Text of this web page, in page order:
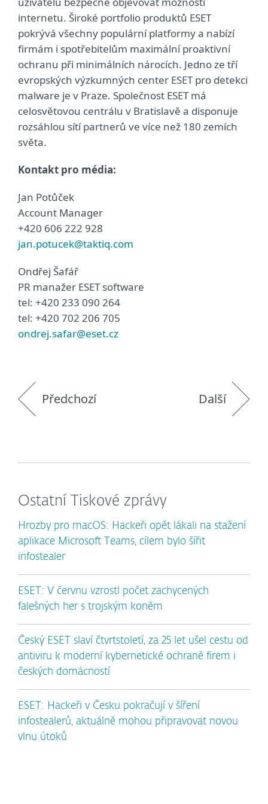
internetu. Široké portfolio produktů ESET
pokrývá všechny populární platformy a nabízí
firmám i spotřebitelům maximální proaktivní
ochranu při minimálních nárocích. Jedno ze tří
evropských výzkumných center ESET pro detekci
malware je v Praze. Společnost ESET má
celosvětovou centrálu v Bratislavě a disponuje
rozsáhlou sítí partnerů ve více než 180 zemích
světa.
Kontakt pro média:
Jan Potůček
Account Manager
+420 606 222 928
jan.potucek@taktiq.com
Ondřej Šafář
PR manažer ESET software
tel: +420 233 090 264
tel: +420 702 206 705
ondrej.safar@eset.cz
Předchozí Další
Ostatní Tiskové zprávy
Hrozby pro macOS: Hackeři opět lákali na stažení
aplikace Microsoft Teams, cílem bylo šířit
infostealer
ESET: V červnu vzrostl počet zachycených
falešných her s trojským koněm
Český ESET slaví čtvrtstoletí, za 25 let ušel cestu od
antiviru k moderní kybernetické ochraně firem i
českých domácností
ESET: Hackeři v Česku pokračují v šíření
infostealerů, aktuálně mohou připravovat novou
vlnu útoků